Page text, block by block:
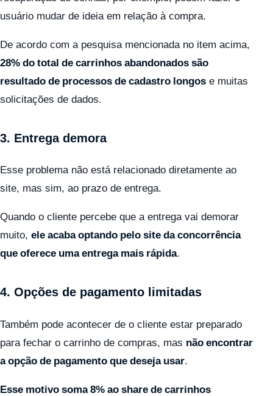
usuário mudar de ideia em relação à compra.
De acordo com a pesquisa mencionada no item acima,
28% do total de carrinhos abandonados são
resultado de processos de cadastro longos e muitas
solicitações de dados.
3. Entrega demora
Esse problema não está relacionado diretamente ao
site, mas sim, ao prazo de entrega.
Quando o cliente percebe que a entrega vai demorar
muito, ele acaba optando pelo site da concorrência
que oferece uma entrega mais rápida.
4. Opções de pagamento limitadas
Também pode acontecer de o cliente estar preparado
para fechar o carrinho de compras, mas não encontrar
a opção de pagamento que deseja usar.
Esse motivo soma 8% ao share de carrinhos